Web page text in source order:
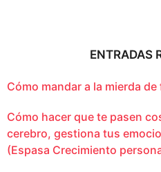
ENTRADAS
Cómo mandar a la mierda
Cómo hacer que te pasen
cerebro, gestiona tus
(Espasa Crecimiento